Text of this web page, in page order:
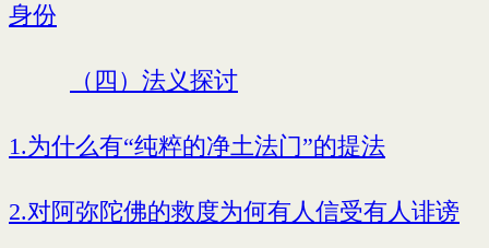
身份
（四）法义探讨
1.为什么有“纯粹的净土法门”的提法
2.对阿弥陀佛的救度为何有人信受有人诽谤